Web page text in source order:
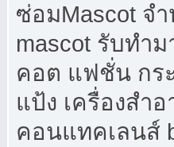
ซ่อมMascot จ
mascot รับทำ
คอต แฟชั่น กระ
แป้ง เครื่องสำ
คอนแทคเลนส์